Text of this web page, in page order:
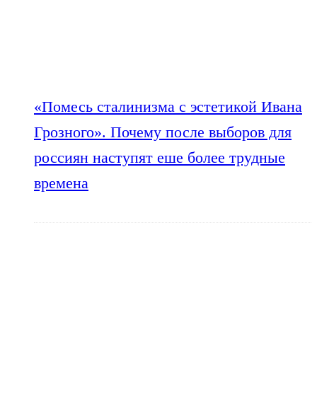
«Помесь сталинизма с эстетикой Ивана
Грозного». Почему после выборов для
россиян наступят еше более трудные
времена